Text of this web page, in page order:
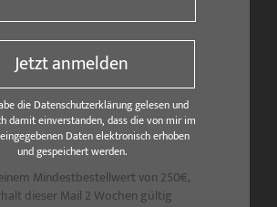
Jetzt anmelden
die Datenschutzerklärung gelesen und
damit einverstanden, dass die von mir im
Daten elektronisch erhoben
und gespeichert werden.
Mindestbestellwert von 250€,
dieser Mail 2 Wochen gültig